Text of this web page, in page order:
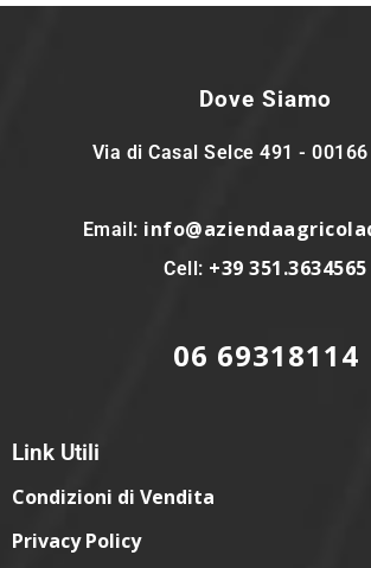
Dove Siamo
Via di Casal Selce 491 -
Email:
Cell: +39 351.3634565
06 69318114
Link Utili
Condizioni di Vendita
Privacy Policy